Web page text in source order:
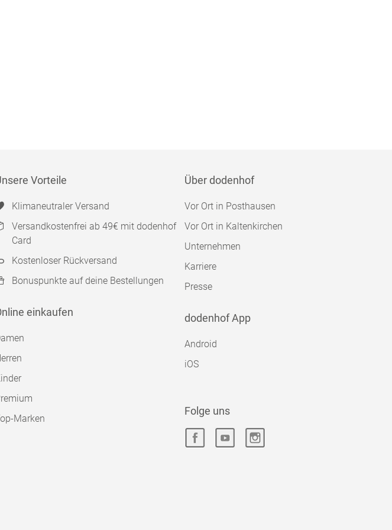
Vorteile
Klimaneutraler Versand
Versandkostenfrei ab 49€ mit dodenhof
Card
Kostenloser Rückversand
Bonuspunkte auf deine Bestellungen
einkaufen
Marken
Über dodenhof
Vor Ort in Posthausen
Vor Ort in Kaltenkirchen
Unternehmen
Karriere
Presse
dodenhof App
Android
iOS
Folge uns